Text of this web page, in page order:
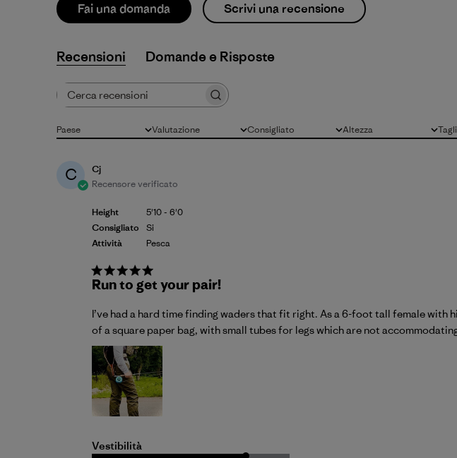
Fai una domanda Scrivi una recensione
Recensioni
Cerca recensioni
Valutazione
Tutte le valutazioni
Paese
Tutto Consigliato
Tutto Altezza
Tutto Tutto
C
Cj
Recensore verificato
Height
Consigliato
Attività
5'10 - 6'0
Si
Pesca
Run to get your pair!
I’ve had a hard time finding waders that fit right. As a 6-foot tall female with
of a square paper bag, with small tubes for legs which are not
Vestibilità